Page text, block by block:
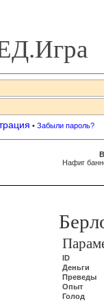
• Забыли пароль?
Нафиг
ID
Деньги
Преведы
Опыт
Голод